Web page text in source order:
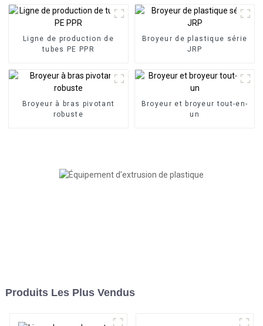
Ligne de production de
tubes PE PPR
Broyeur de plastique série
JRP
Broyeur à bras pivotant
robuste
Broyeur et broyeur tout-en-
un
Produits Les Plus Vendus